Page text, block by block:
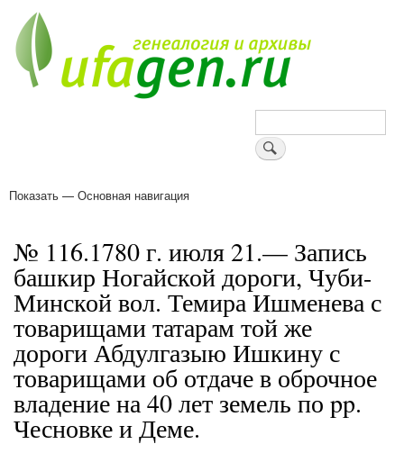
основному
содержанию
Поиск
Основная
Показать — Основная навигация
№ 116.1780 г. июля 21.— Запись
башкир Ногайской дороги, Чуби-
Минской вол. Темира Ишменева с
товарищами татарам той же
дороги Абдулгазыю Ишкину с
товарищами об отдаче в оброчное
владение на 40 лет земель по pp.
Чесновке и Деме.